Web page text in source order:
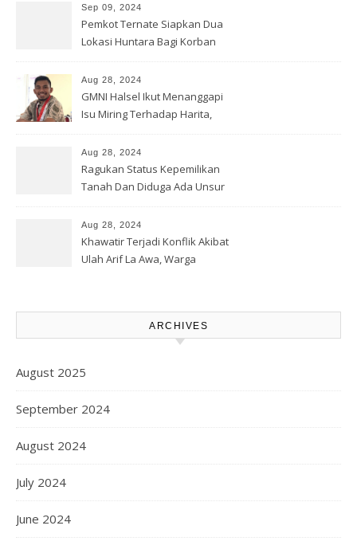
Sep 09, 2024
Pemkot Ternate Siapkan Dua
Lokasi Huntara Bagi Korban
Aug 28, 2024
GMNI Halsel Ikut Menanggapi
Isu Miring Terhadap Harita,
Lahan Warga
Aug 28, 2024
Ragukan Status Kepemilikan
Tanah Dan Diduga Ada Unsur
Korporasi Harita, GPM Halsel
Minta Polres Panggil Dan
Tetapkan Bapak Arif La Awa
Aug 28, 2024
Khawatir Terjadi Konflik Akibat
Ulah Arif La Awa, Warga
ARCHIVES
August 2025
September 2024
August 2024
July 2024
June 2024